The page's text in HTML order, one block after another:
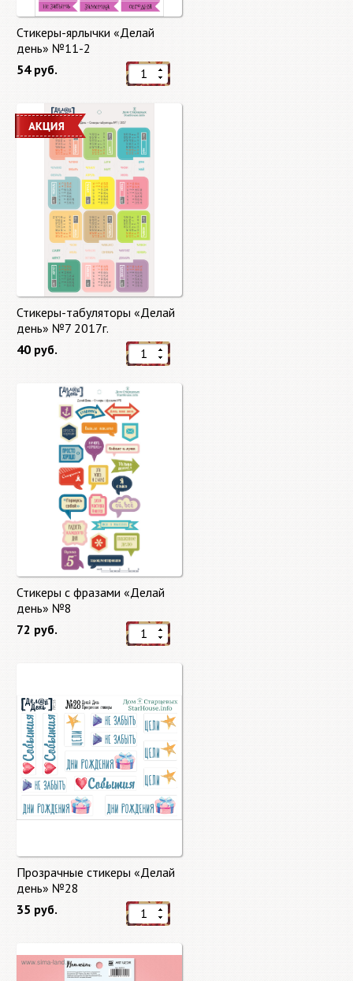
Стикеры-ярлычки «Делай
день» №11-2
54 руб.
Стикеры-табуляторы «Делай
день» №7 2017г.
40 руб.
Стикеры с фразами «Делай
день» №8
72 руб.
Прозрачные стикеры «Делай
день» №28
35 руб.